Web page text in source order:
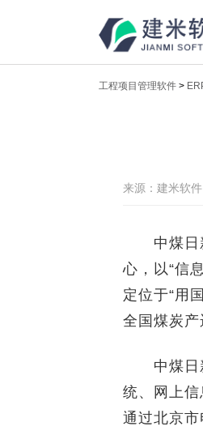
工程项目管理软件 >
来源：建米软件
中煤日新
心，以“信
定位于“用
全国煤炭产
中煤日新
统、网上
通过北京